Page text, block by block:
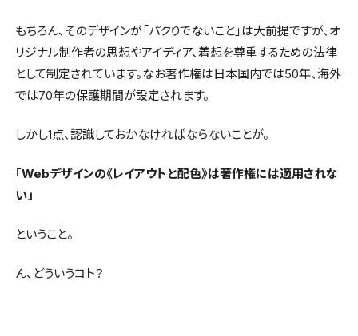
もちろん、そのデザインが「パクりでないこと」は大前提ですが、オ
リジナル制作者の思想やアイディア、着想を尊重するための法律
として制定されています。なお著作権は日本国内では50年、海外
では70年の保護期間が設定されます。
しかし1点、認識しておかなければならないことが。
「Webデザインの《レイアウトと配色》は著作権には適用されな
い」
ということ。
ん、どういうコト？